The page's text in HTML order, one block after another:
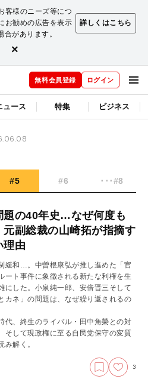
客様のニーズ等につ
お勧めの広告を表示
があります。
詳しくはこちら
×
無料会員登録 ログイン
ュース 特集 ビジネス
#5 #6 ･･･#8
題の40年史…なぜ何度も
副総裁の山崎拓が指摘す
理由
緩和…。中曽根康弘が推し進めた「官
ート事件に象徴される新たな利権を生
にした。小泉純一郎、安倍晋三そして
カネ」の問題は、なぜ繰り返されるの
代、終生のライバル・田中角榮との対
そして現政権に至る自民党保守の変質
み解く。
3